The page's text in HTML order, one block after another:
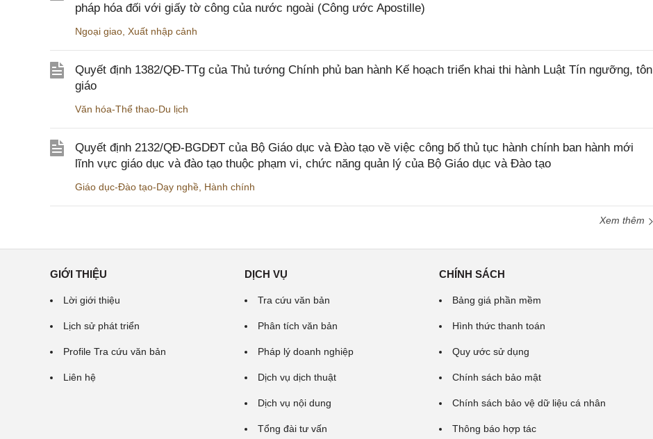
pháp hóa đối với giấy tờ công của nước ngoài (Công ước Apostille)
Ngoại giao, Xuất nhập cảnh
Quyết định 1382/QĐ-TTg của Thủ tướng Chính phủ ban hành Kế hoạch triển khai thi hành Luật Tín ngưỡng, tôn
giáo
Văn hóa-Thể thao-Du lịch
Quyết định 2132/QĐ-BGDĐT của Bộ Giáo dục và Đào tạo về việc công bố thủ tục hành chính ban hành mới
lĩnh vực giáo dục và đào tạo thuộc phạm vi, chức năng quản lý của Bộ Giáo dục và Đào tạo
Giáo dục-Đào tạo-Dạy nghề, Hành chính
Xem thêm
GIỚI THIỆU
Lời giới thiệu
Lịch sử phát triển
Profile Tra cứu văn bản
Liên hệ
DỊCH VỤ
Tra cứu văn bản
Phân tích văn bản
Pháp lý doanh nghiệp
Dịch vụ dịch thuật
Dịch vụ nội dung
Tổng đài tư vấn
CHÍNH SÁCH
Bảng giá phần mềm
Hình thức thanh toán
Quy ước sử dụng
Chính sách bảo mật
Chính sách bảo vệ dữ liệu cá nhân
Thông báo hợp tác